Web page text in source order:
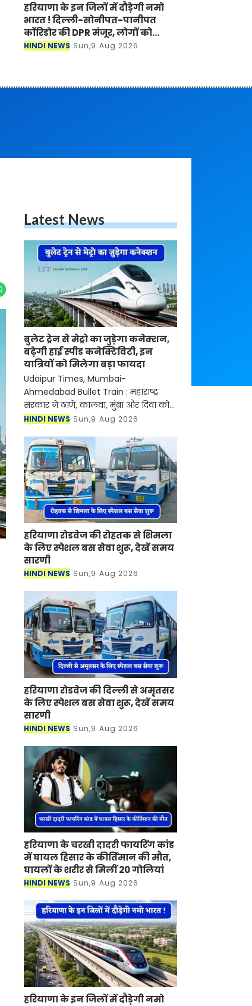
हरियाणा के इन जिलों में दौड़ेगी नमो
भारत ! दिल्ली-सोनीपत-पानीपत
कॉरिडोर की DPR मंजूर, लोगों को
मिलेगा बड़ा फायदा
HINDI NEWS Sun,9 Aug 2026
Latest News
बुलेट ट्रेन से मेट्रो का जुड़ेगा कनेक्शन,
बढ़ेगी हाई स्पीड कनेक्टिविटी, इन
यात्रियों को मिलेगा बड़ा फायदा
Udaipur Times, Mumbai-
Ahmedabad Bullet Train : महाराष्ट्र
सरकार ने ठाणे, कालवा, मुंब्रा और दिवा को
जोड़ने वाले एक नए मेट्रो कॉरिडोर को
हाई-स्पीड रेल कॉरि
HINDI NEWS Sun,9 Aug 2026
हरियाणा रोडवेज की रोहतक से शिमला
के लिए स्पेशल बस सेवा शुरू, देखें समय
सारणी
HINDI NEWS Sun,9 Aug 2026
हरियाणा रोडवेज की दिल्ली से अमृतसर
के लिए स्पेशल बस सेवा शुरू, देखें समय
सारणी
HINDI NEWS Sun,9 Aug 2026
हरियाणा के चरखी दादरी फायरिंग कांड
में घायल हिसार के कीर्तिमान की मौत,
घायलों के शरीर से मिलीं 20 गोलियां
HINDI NEWS Sun,9 Aug 2026
हरियाणा के इन जिलों में दौड़ेगी नमो